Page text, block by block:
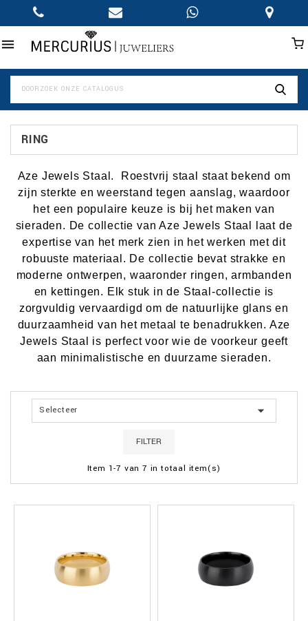

RING
Aze Jewels Staal. Roestvrij staal staat bekend om
zijn sterkte en weerstand tegen aanslag, waardoor
het een populaire keuze is bij het maken van
sieraden. De collectie van Aze Jewels Staal laat de
expertise van het merk zien in het werken met dit
robuuste materiaal. De collectie bevat strakke en
moderne ontwerpen, waaronder ringen, armbanden
en kettingen. Elk stuk in de Staal-collectie is
zorgvuldig vervaardigd om de natuurlijke glans en
duurzaamheid van het metaal te benadrukken. Aze
Jewels Staal is perfect voor wie de voorkeur geeft
aan minimalistische en duurzame sieraden.
Selecteer 
FILTER
Item 1-7 van 7 in totaal item(s)